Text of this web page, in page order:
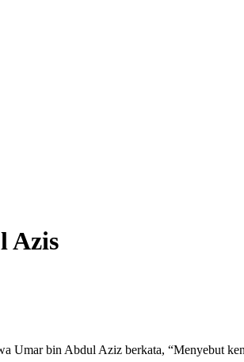
Azis
Umar bin Abdul Aziz berkata, “Menyebut